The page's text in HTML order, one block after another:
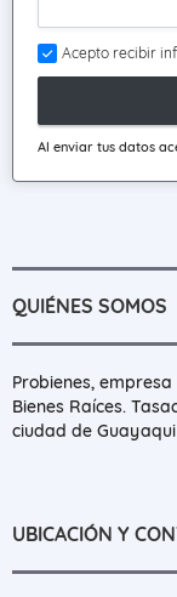
Acepto recibir
Al enviar tus datos
QUIÉNES SOMOS
Probienes,
Bienes Raíces.
ciudad de
UBICACIÓN Y